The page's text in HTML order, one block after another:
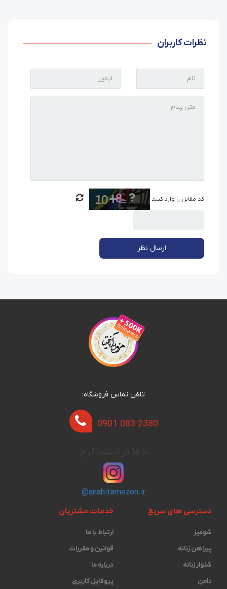
نظرات کاربران
کد مقابل را وارد کنید
ارسال نظر
تلفن تماس فروشگاه:
0901 083 2380
@anahitamezon.ir
دسترسی های سریع
شومیز
پیراهن زنانه
شلوار زنانه
دامن
خدمات مشتریان
ارتباط با ما
قوانین و مقررات
درباره ما
پروفایل کاربری